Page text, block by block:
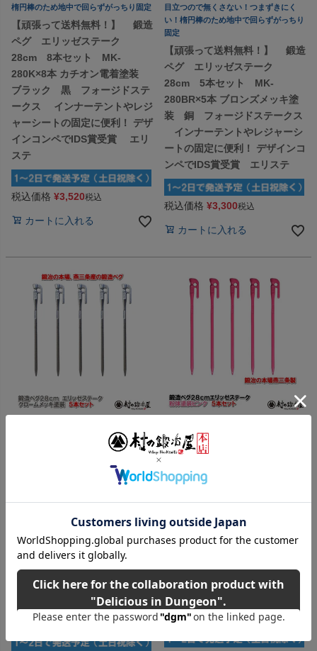
楕円棒のため地中で回らずがっちり固定
【頑張って送料無料！】 鍛造
ペグ エリッゼステーク
28cm 8本セット MK-
280K×8本 カチオン電着塗装
ブラック 黒 フォージドステ
ークス インナーテントやレジ
ャーシートの固定に便利！ デザ
インコンペでIDS賞受賞 エリ
ステ
税込価格 ¥3,520税込
カートに入れる
目立つので無くさない！つまずきにく
い！楕円棒のため地中で回らずがっちり
固定
【頑張って送料無料！】 鍛造
ペグ エリッゼステーク
28cm 5本セット MK-
280BR×5本 ブロンズメッキ塗
装 銅 フォージドステークス
インナーテントやレジャーシ
ートの固定に便利！ デザインコ
ンペでIDS賞受賞 エリステ
税込価格 ¥3,300税込
カートに入れる
目立つので無くさない！つまずきにく
【頑張って送料無料！】 鍛造
ペグ エリッゼステーク
28cm 5本セット MK-
280C×5本 クロームメッキ塗
装 銀色 シルバー フォージ
ドステークス インナーテント
やレジャーシートの固定に便
利！ デザインコンペでIDS賞受
賞 エリステ
見せて貰おうか、エリッゼステークの性
まずきにくい！楕円棒のため地中で回ら
ずがっちり固定
【頑張って送料無料！】 鍛造
ペグ エリッゼステーク
28cm 5本セット MK-
280PK×5本 粉体塗装 ピン
ク 桃色 フォージドステーク
ス インナーテントやレジャー
シートの固定に便利！ デザイン
コンペでIDS賞受賞 エリステ